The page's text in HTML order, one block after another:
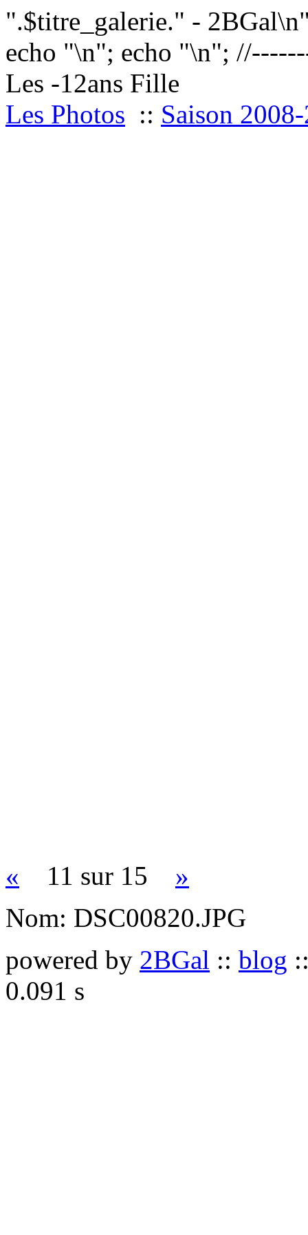
".$titre_galerie." -
echo "\n"; echo "\n";
Les -12ans Fille
Les Photos :: Saison
« 11 sur 15 »
Nom: DSC00820.JPG
powered by 2BGal :: blog
0.091 s